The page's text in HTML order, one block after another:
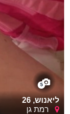
5
‏ליאנוש, 26
רמת גן